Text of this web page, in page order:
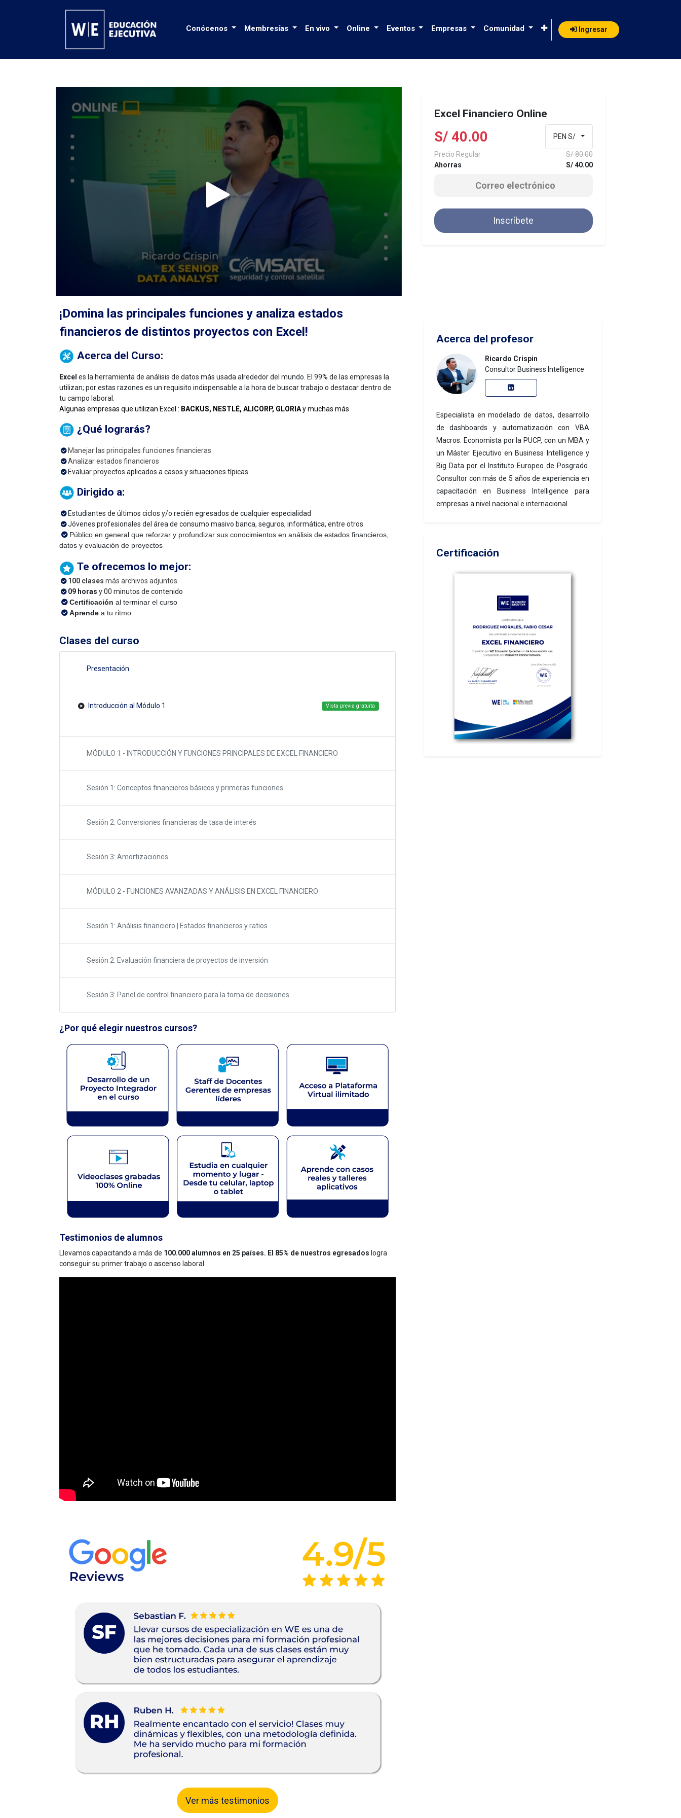
Conócenos Membresías En vivo Online Eventos Empresas Comunidad Ingresar
Excel Financiero Online
S/ 40.00 PEN S/
Precio Regular S/80.00
Ahorras
S/40.00
Inscríbete
¡Domina las principales funciones y analiza estados
financieros de distintos proyectos con Excel!
Acerca del Curso:
Excel es la herramienta de análisis de datos más usada alrededor del mundo. El 99% de las empresas la
utilizan; por estas razones es un requisito indispensable a la hora de buscar trabajo o destacar dentro de
tu campo laboral.
Algunas empresas que utilizan Excel : BACKUS, NESTLÉ, ALICORP, GLORIAy muchas más
¿Qué lograrás?
Manejar las principales funciones financieras
Analizar estados financieros
Evaluar proyectos aplicados a casos y situaciones típicas
Dirigido a:
Estudiantes de últimos ciclos y/o recién egresados de cualquier especialidad
Jóvenes profesionales del área de consumo masivo banca, seguros, informática, entre otros
Público en general que reforzar y profundizar sus conocimientos en análisis de estados financieros,
datos y evaluación de proyectos
Te ofrecemos lo mejor:
100 clases más archivos adjuntos
09 horas y 00 minutos de contenido
Certificación al terminar el curso
Aprende a tu ritmo
Clases del curso
Presentación
Introducción al Módulo 1 Vista previa gratuita
MÓDULO 1 - INTRODUCCIÓN Y FUNCIONES PRINCIPALES DE EXCEL FINANCIERO
Sesión 1: Conceptos financieros básicos y primeras funciones
Sesión 2: Conversiones financieras de tasa de interés
Sesión 3: Amortizaciones
MÓDULO 2 - FUNCIONES AVANZADAS Y ANÁLISIS EN EXCEL FINANCIERO
Sesión 1: Análisis financiero | Estados financieros y ratios
Sesión 2: Evaluación financiera de proyectos de inversión
Sesión 3: Panel de control financiero para la toma de decisiones
¿Por qué elegir nuestros cursos?
Testimonios de alumnos
Llevamos capacitando a más de 100.000 alumnos en 25 países. El 85% de nuestros egresados logra
conseguir su primer trabajo o ascenso laboral
Ver más testimonios
Acerca del profesor
Ricardo Crispin
Consultor Business Intelligence
Especialista en modelado de datos, desarrollo
de dashboards y automatización con VBA
Macros. Economista por la PUCP, con un MBA y
un Máster Ejecutivo en Business Intelligence y
Big Data por el Instituto Europeo de Posgrado.
Consultor con más de 5 años de experiencia en
capacitación en Business Intelligence para
empresas a nivel nacional e internacional.
Certificación